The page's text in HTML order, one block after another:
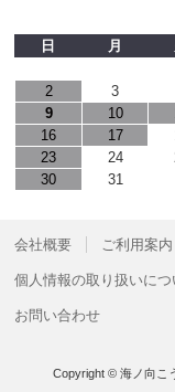
日
月
2
3
9
10
16
17
23
24
30
31
会社概要 ご利用案内
個人情報の取り扱いにつ
お問い合わせ
Copyright © 海ノ向こ